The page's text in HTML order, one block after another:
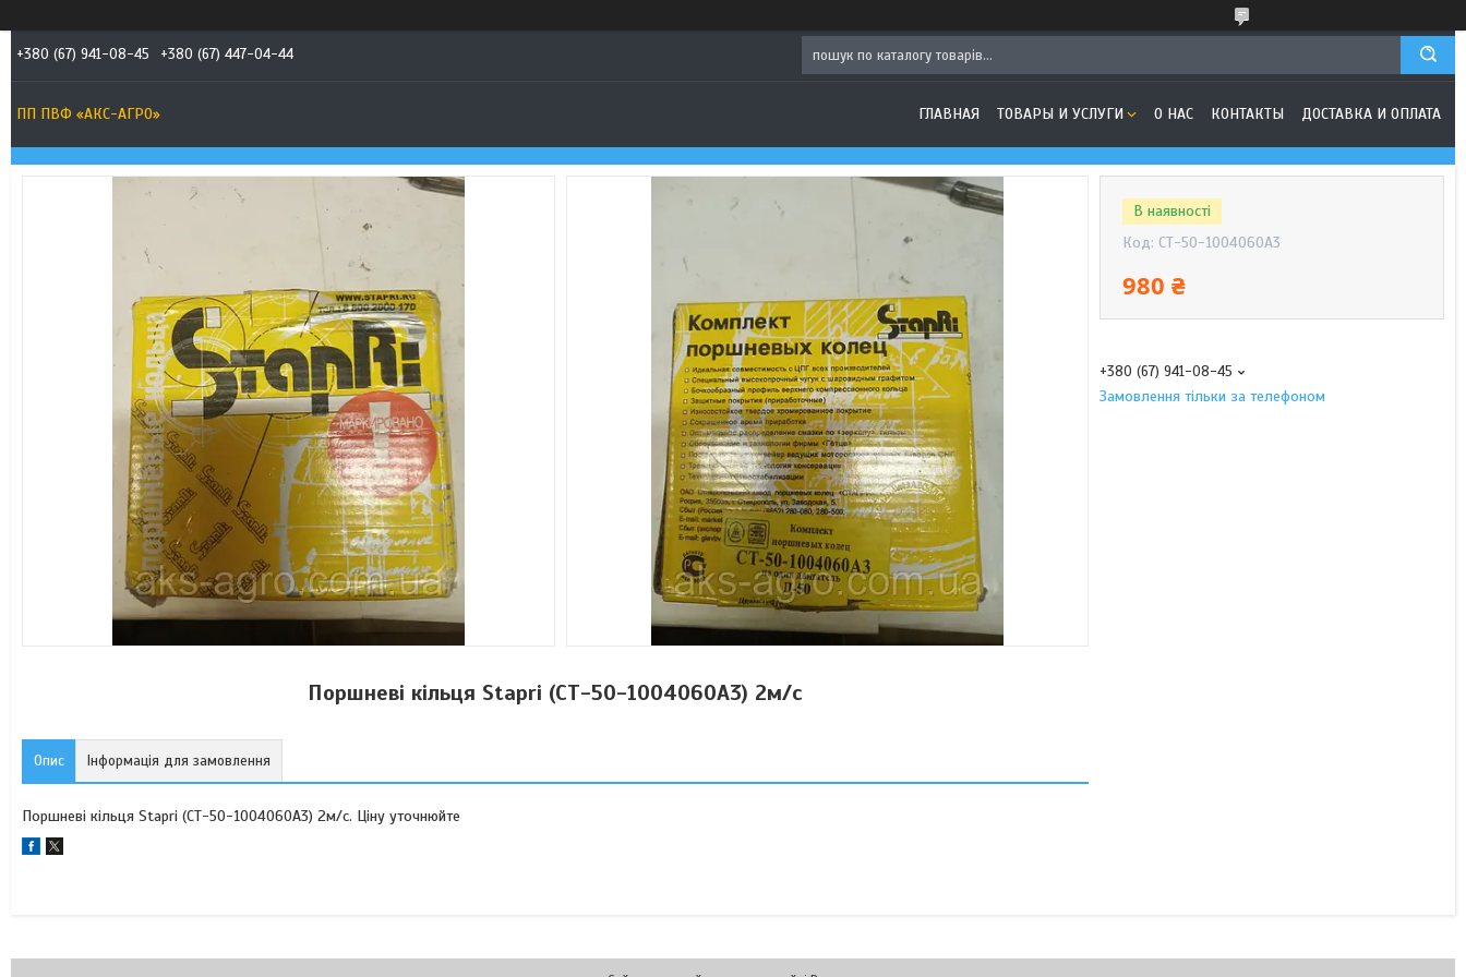
+380 (67) 941-08-45 +380 (67) 447-04-44
ПП ПВФ «АКС-АГРО» ГЛАВНАЯ ТОВАРЫ И УСЛУГИ О НАС КОНТАКТЫ ДОСТАВКА И ОПЛАТА
Поршневі кільця Stapri (СТ-50-1004060А3) 2м/с
Опис Інформація для замовлення
Поршневі кільця Stapri (СТ-50-1004060А3) 2м/с. Ціну уточнюйте
В наявності
Код: СТ-50-1004060А3
980 ₴
+380 (67) 941-08-45
Замовлення тільки за телефоном